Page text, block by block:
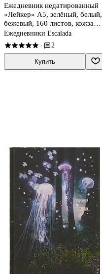
Ежедневник недатированный
«Лейкер» А5, зелёный, белый,
бежевый, 160 листов, кожзам,
Escalada
Ежедневники Escalada
· 2
Купить